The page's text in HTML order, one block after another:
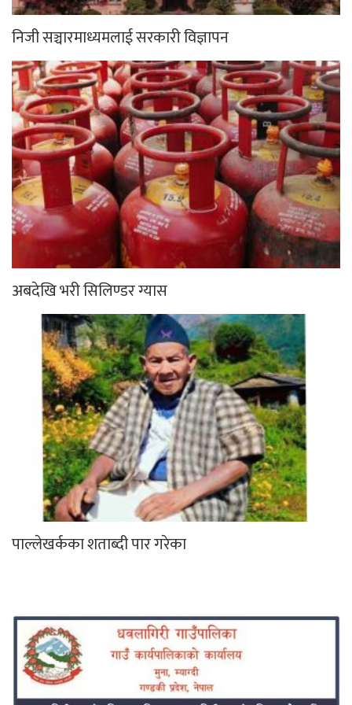
निजी सञ्चारमाध्यमलाई सरकारी विज्ञापन
अबदेखि भरी सिलिण्डर ग्यास
पाल्लेखर्कका शताब्दी पार गरेका